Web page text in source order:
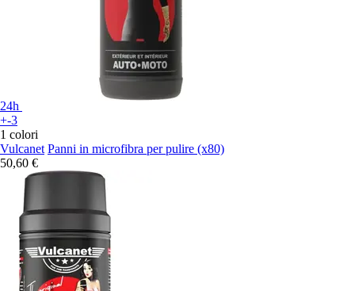
24h
+-3
1 colori
Vulcanet Panni in microfibra per pulire (x80)
50,60 €